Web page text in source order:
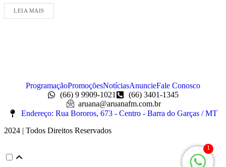
LEIA MAIS
ProgramaçãoPromoçõesNotíciasAnuncieFale Conosco
(66) 9 9909-1021
(66) 3401-1345
aruana@aruanafm.com.br
Endereço: Rua Bororos, 673 - Centro - Barra do Garças / MT
2024 | Todos Direitos Reservados
1